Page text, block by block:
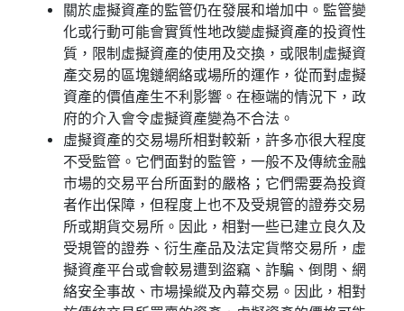
關於虛擬資產的監管仍在發展和增加中。監管變
化或行動可能會實質性地改變虛擬資產的投資性
質，限制虛擬資產的使用及交換，或限制虛擬資
產交易的區塊鏈網絡或場所的運作，從而對虛擬
資產的價值產生不利影響。在極端的情況下，政
府的介入會令虛擬資產變為不合法。
虛擬資產的交易場所相對較新，許多亦很大程度
不受監管。它們面對的監管，一般不及傳統金融
市場的交易平台所面對的嚴格；它們需要為投資
者作出保障，但程度上也不及受規管的證券交易
所或期貨交易所。因此，相對一些已建立良久及
受規管的證券、衍生產品及法定貨幣交易所，虛
擬資產平台或會較易遭到盜竊、詐騙、倒閉、網
絡安全事故、市場操縱及內幕交易。因此，相對